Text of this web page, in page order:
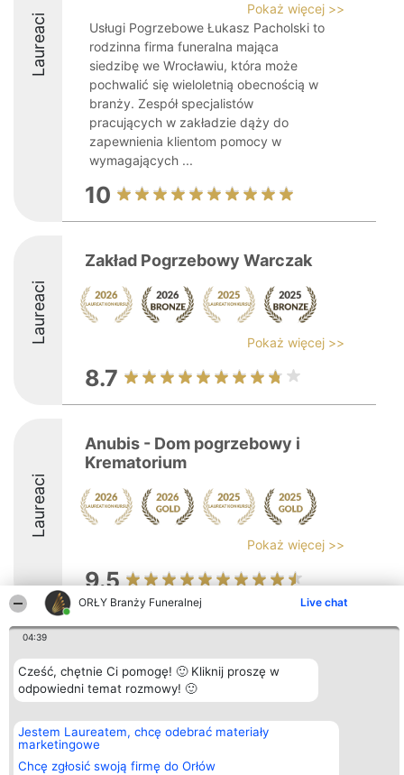
ORŁY Branży Funeralnej Live chat
04:39
Cześć, chętnie Ci pomogę! 🙂 Kliknij proszę w
odpowiedni temat rozmowy! 🙂
Jestem Laureatem, chcę odebrać materiały
marketingowe
Chcę zgłosić swoją firmę do Orłów
Laureaci
Pokaż więcej >>
Usługi Pogrzebowe Łukasz Pacholski to
rodzinna firma funeralna mająca
siedzibę we Wrocławiu, która może
pochwalić się wieloletnią obecnością w
branży. Zespół specjalistów
pracujących w zakładzie dąży do
zapewnienia klientom pomocy w
wymagających ...
10
Laureaci
Zakład Pogrzebowy Warczak
Pokaż więcej >>
8.7
Laureaci
Anubis - Dom pogrzebowy i
Krematorium
Pokaż więcej >>
9.5
Organizator plebiscytu
o. sp. k.
ul. Ruska 22
Wrocław 50-079
381313360 | NIP 8943132676
+48 508 492 400
Lista
wszystkich
Laureatów
Regulamin
Polityka